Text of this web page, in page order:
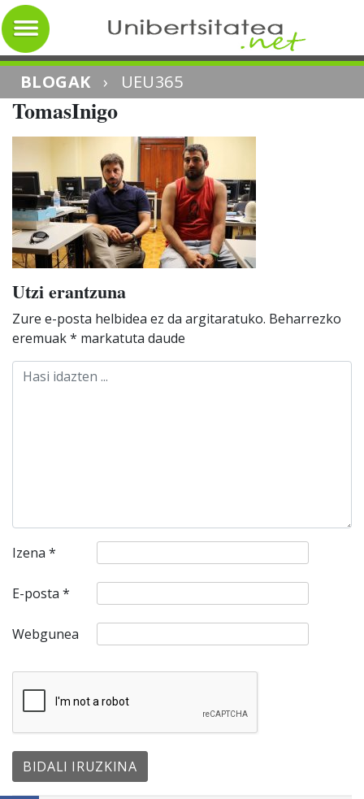
BLOGAK › UEU365
TomasInigo
Utzi erantzuna
Zure e-posta helbidea ez da argitaratuko. Beharrezko
eremuak* markatuta daude
Izena *
E-posta *
Webgunea